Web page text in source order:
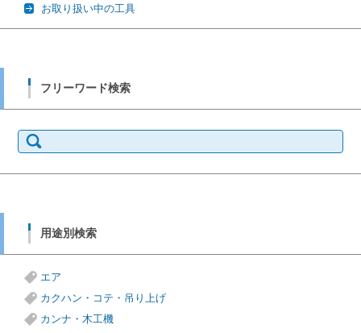
お取り扱い中の工具
フリーワード検索
索:
用途別検索
エア
カクハン・コテ・吊り上げ
カンナ・木工機